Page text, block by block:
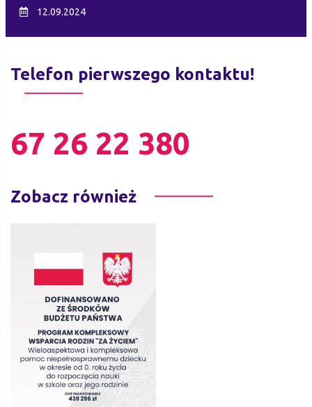
12.09.2024
Telefon pierwszego kontaktu!
67 26 22 380
Zobacz również